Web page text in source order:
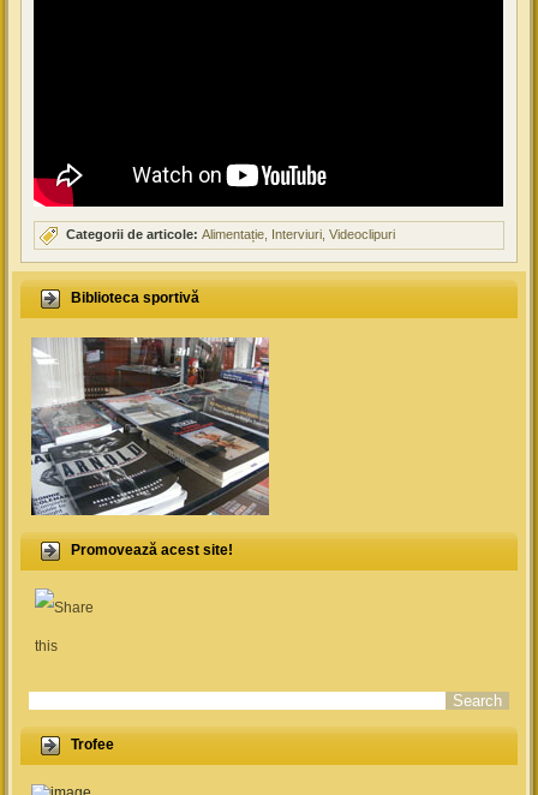
Categorii de articole:Alimentație Interviuri Videoclipuri
Biblioteca sportivă
Promovează acest site!
Search form
Trofee